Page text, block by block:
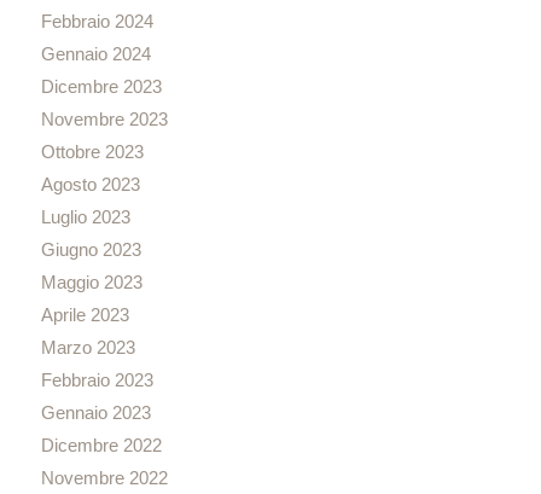
Febbraio 2024
Gennaio 2024
Dicembre 2023
Novembre 2023
Ottobre 2023
Agosto 2023
Luglio 2023
Giugno 2023
Maggio 2023
Aprile 2023
Marzo 2023
Febbraio 2023
Gennaio 2023
Dicembre 2022
Novembre 2022